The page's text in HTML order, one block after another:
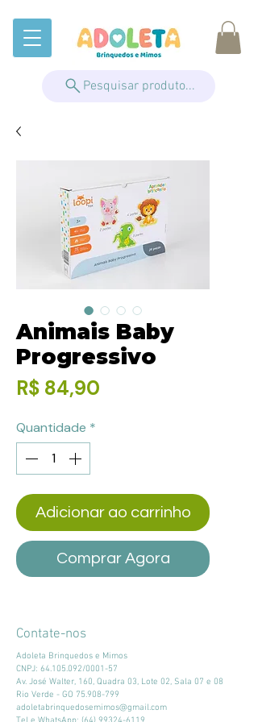
Pesquisar produto...
Animais Baby
Progressivo
R$ 84,90
Quantidade *
Adicionar ao carrinho
Comprar Agora
Contate-nos
Adoleta Brinquedos e Mimos
CNPJ: 64.105.092/0001-57
Av. José Walter, 160, Quadra 03, Lote 02, Sala 07 e 08
Rio Verde - GO 75.908-799
adoletabrinquedosemimos@gmail.com